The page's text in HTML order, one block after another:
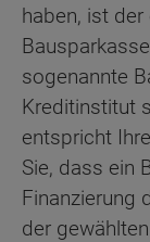
haben, ist
sogenannte
Kreditinstitut
entspricht
Sie, dass ein
Finanzierung
der